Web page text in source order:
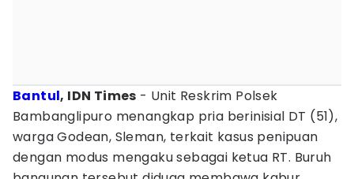
Bantul, IDN Times - Unit Reskrim Polsek
Bambanglipuro menangkap pria berinisial DT (51),
warga Godean, Sleman, terkait kasus penipuan
dengan modus mengaku sebagai ketua RT. Buruh